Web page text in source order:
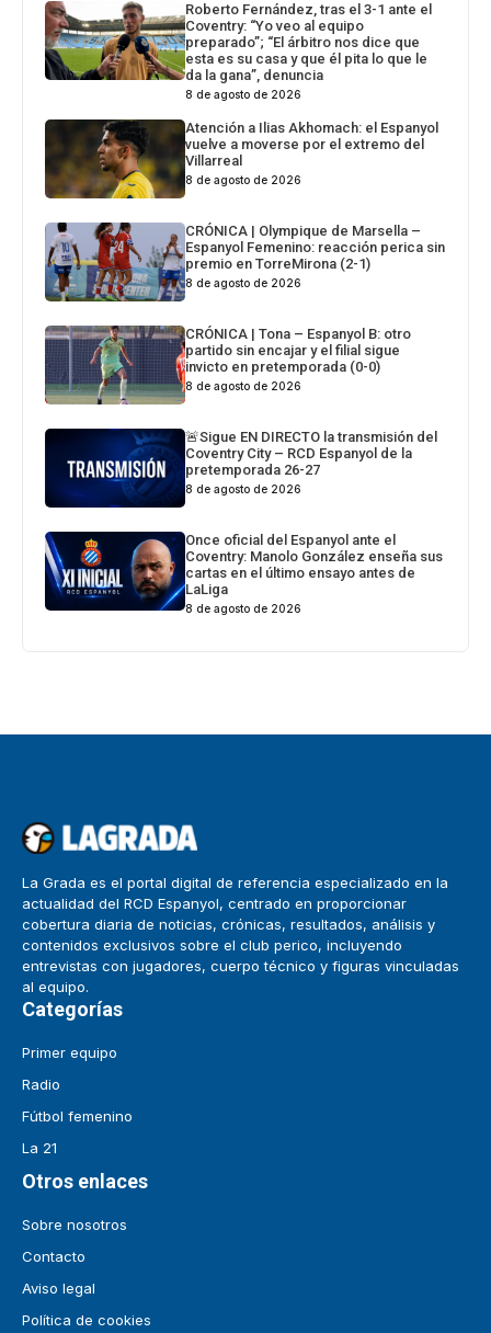
Roberto Fernández, tras el 3-1 ante el
Coventry: “Yo veo al equipo
preparado”; “El árbitro nos dice que
esta es su casa y que él pita lo que le
da la gana”, denuncia
8 de agosto de 2026
Atención a Ilias Akhomach: el Espanyol
vuelve a moverse por el extremo del
Villarreal
8 de agosto de 2026
CRÓNICA | Olympique de Marsella –
Espanyol Femenino: reacción perica sin
premio en TorreMirona (2-1)
8 de agosto de 2026
CRÓNICA | Tona – Espanyol B: otro
partido sin encajar y el filial sigue
invicto en pretemporada (0-0)
8 de agosto de 2026
🚨Sigue EN DIRECTO la transmisión del
Coventry City – RCD Espanyol de la
pretemporada 26-27
8 de agosto de 2026
Once oficial del Espanyol ante el
Coventry: Manolo González enseña sus
cartas en el último ensayo antes de
LaLiga
8 de agosto de 2026
La Grada es el portal digital de referencia especializado en la
actualidad del RCD Espanyol, centrado en proporcionar
cobertura diaria de noticias, crónicas, resultados, análisis y
contenidos exclusivos sobre el club perico, incluyendo
entrevistas con jugadores, cuerpo técnico y figuras vinculadas
al equipo.
Categorías
Primer equipo
Radio
Fútbol femenino
La 21
Otros enlaces
Sobre nosotros
Contacto
Aviso legal
Política de cookies